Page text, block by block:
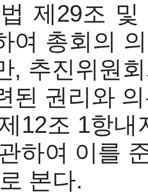
제29조 및
여 총회의
, 추진위원
된 권리와
12조 1항내
하여 이를
본다.